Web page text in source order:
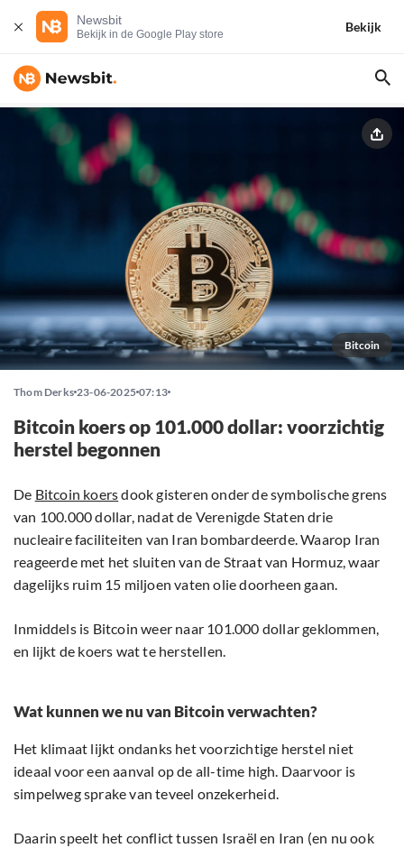
Newsbit
Bekijk in de Google Play store
Bekijk
Bitcoin
Thom Derks 23-06-2025 07:13
Bitcoin koers op 101.000 dollar: voorzichtig
herstel begonnen
De Bitcoin koersdook gisteren onder de symbolische grens
van 100.000 dollar, nadat de Verenigde Staten drie
nucleaire faciliteiten van Iran bombardeerde. Waarop Iran
reageerde met het sluiten van de Straat van Hormuz, waar
dagelijks ruim 15 miljoen vaten olie doorheen gaan.
Inmiddels is Bitcoin weer naar 101.000 dollar geklommen,
en lijkt de koers wat te herstellen.
Wat kunnen we nu van Bitcoin verwachten?
Het klimaat lijkt ondanks het voorzichtige herstel niet
ideaal voor een aanval op de all-time high. Daarvoor is
simpelweg sprake van teveel onzekerheid.
Daarin speelt het conflict tussen Israël en Iran (en nu ook